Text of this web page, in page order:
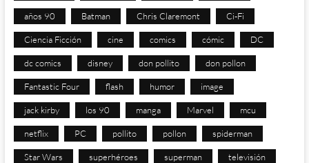
años 90 Batman Chris Claremont Ci-Fi
Ciencia Ficción cine comics cómic DC
dc comics disney don pollito don pollon
Fantastic Four flash humor image
jack kirby los 90 manga Marvel mcu
netflix PC pollito pollon spiderman
Star Wars superhéroes superman televisión